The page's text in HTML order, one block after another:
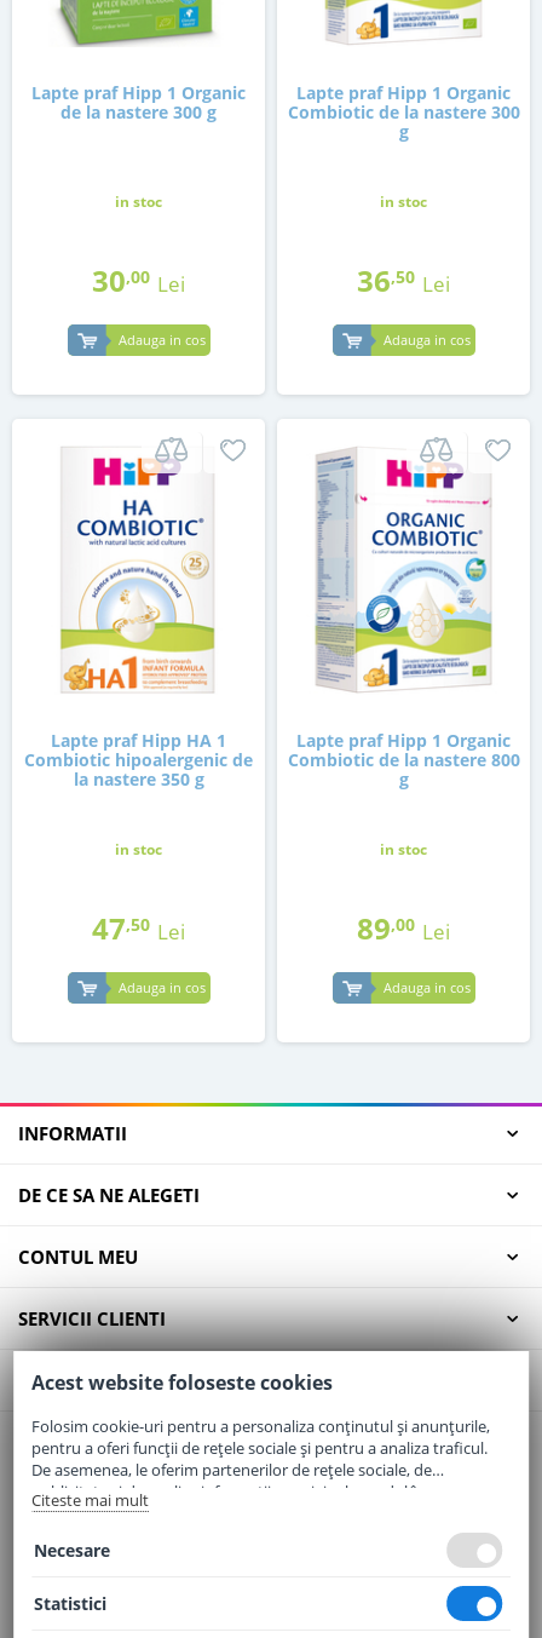
Lapte praf Hipp 1 Organic
de la nastere 300 g
in stoc
30,00 Lei
Adauga in cos
Lapte praf Hipp 1 Organic
Combiotic de la nastere 300
g
in stoc
36,50 Lei
Adauga in cos
Lapte praf Hipp HA 1
Combiotic hipoalergenic de
la nastere 350 g
in stoc
47,50 Lei
Adauga in cos
Lapte praf Hipp 1 Organic
Combiotic de la nastere 800
g
in stoc
89,00 Lei
Adauga in cos
INFORMATII
DE CE SA NE ALEGETI
CONTUL MEU
SERVICII CLIENTI
CONTACT
Email:office@elaptepraf.ro
Telefon:0745-964-449
Adresa:Sos. Borsului, Nr. 20, Oradea, Jud. Bihor
Acest website foloseste cookies
Folosim cookie-uri pentru a personaliza conținutul și anunțurile,
pentru a oferi funcții de rețele sociale și pentru a analiza traficul.
De asemenea, le oferim partenerilor de rețele sociale, de
publicitate și de analize informații cu privire la modul în care
folosiți site-ul nostru. Aceștia le pot combina cu alte informații
Citeste mai mult
Necesare
Statistici